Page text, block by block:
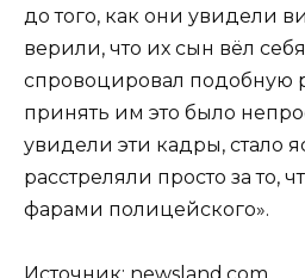
до того, как они увидели
верили, что их сын вёл
спровоцировал подобную
принять им это было
увидели эти кадры, стало
расстреляли просто за то,
фарами полицейского».